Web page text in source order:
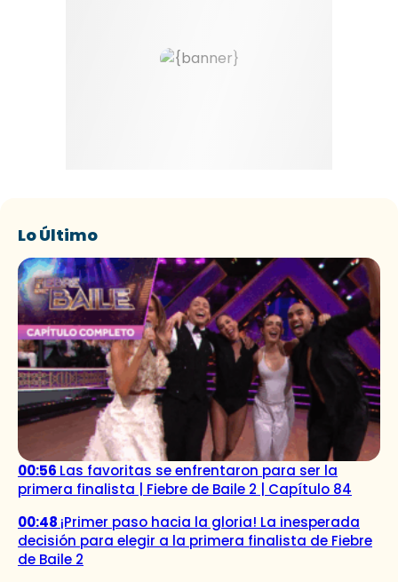
Lo Último
00:56 Las favoritas se enfrentaron para ser la
primera finalista | Fiebre de Baile 2 | Capítulo 84
00:48 ¡Primer paso hacia la gloria! La inesperada
decisión para elegir a la primera finalista de Fiebre
de Baile 2